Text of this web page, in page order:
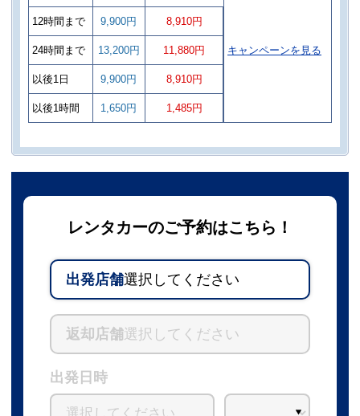
キャンペーンを見る
12時間まで 9,900円 8,910円
24時間まで 13,200円 11,880円
以後1日 9,900円 8,910円
以後1時間 1,650円 1,485円
レンタカーのご予約はこちら！
出発店舗選択してください
返却店舗選択してください
出発日時